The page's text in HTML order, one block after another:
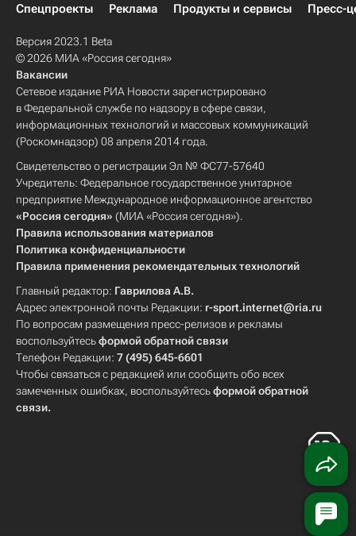
Спецпроекты
Реклама Продукты и сервисы Пресс-
Версия 2023.1 Beta
© 2026 МИА «Россия сегодня»
Вакансии
Сетевое издание РИА Новости зарегистрировано
в Федеральной службе по надзору в сфере связи,
информационных технологий и массовых коммуникаций
(Роскомнадзор) 08 апреля 2014 года.
Свидетельство о регистрации Эл № ФС77-57640
Учредитель: Федеральное государственное унитарное
предприятие Международное информационное агентство
«Россия сегодня» (МИА «Россия сегодня»).
Правила использования материалов
Политика конфиденциальности
Правила применения рекомендательных технологий
Главный редактор: Гаврилова А.В.
Адрес электронной почты Редакции: r-sport.internet@ria.ru
По вопросам размещения пресс-релизов и рекламы
воспользуйтесьформой обратной связи
Телефон Редакции: 7 (495) 645-6601
Чтобы связаться с редакцией или сообщить обо всех
замеченных ошибках, воспользуйтесьформой обратной
связи.